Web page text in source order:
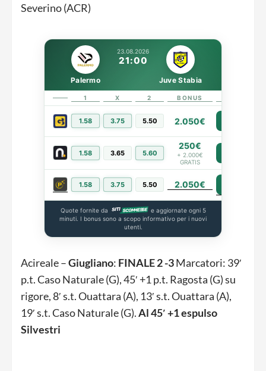
Severino (ACR)
23.08.2026
21:00
Palermo Juve Stabia
1 X 2 BONUS
1.58 3.75 5.50 2.050€
1.58 3.65 5.60
250€
+ 2.000€
GRATIS
1.58 3.75 5.50 2.050€
Quote fornite da
e aggiornate ogni 5
minuti. I bonus sono a scopo informativo per i nuovi
utenti.
Acireale –Giugliano: FINALE2 -3Marcatori: 39′
p.t. Caso Naturale (G), 45′ +1 p.t. Ragosta (G) su
rigore, 8′ s.t. Ouattara (A), 13′ s.t. Ouattara (A),
19′ s.t. Caso Naturale (G).Al 45′ +1 espulso
Silvestri